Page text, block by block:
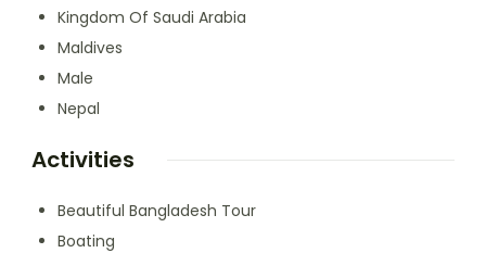
Kingdom Of Saudi Arabia
Maldives
Male
Nepal
Activities
Beautiful Bangladesh Tour
Boating